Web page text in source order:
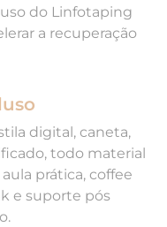
do Linfotaping
a recuperação
digital, caneta,
todo material
aula prática, coffee
e suporte pós